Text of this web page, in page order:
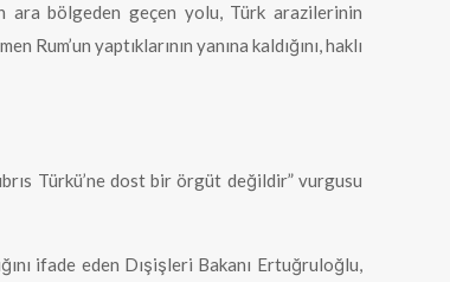
ara bölgeden geçen yolu, Türk arazilerinin
Rum’un yaptıklarının yanına kaldığını, haklı
Türkü’ne dost bir örgüt değildir” vurgusu
ifade eden Dışişleri Bakanı Ertuğruloğlu,